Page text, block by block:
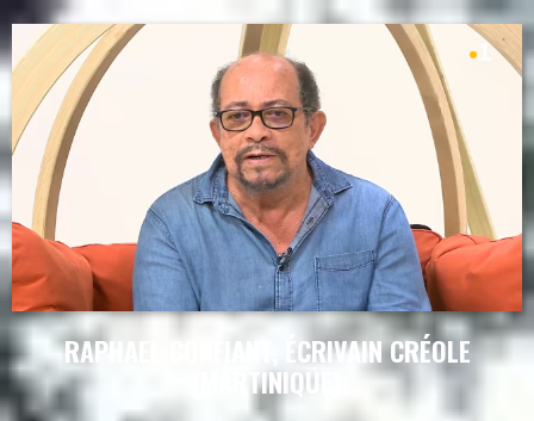
RAPHAEL CONFIANT, ÉCRIVAIN CRÉOLE
(MARTINIQUE)